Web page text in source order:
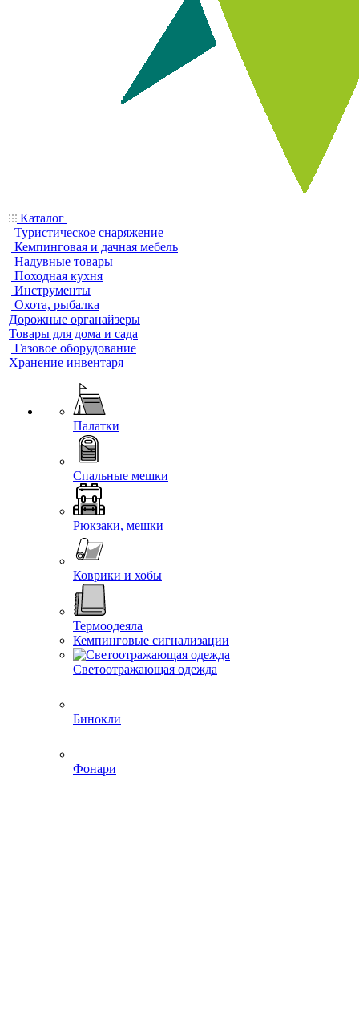
Каталог
Туристическое снаряжение
Кемпинговая и дачная мебель
Надувные товары
Походная кухня
Инструменты
Охота, рыбалка
Дорожные органайзеры
Товары для дома и сада
Газовое оборудование
Хранение инвентаря
Палатки
Спальные мешки
Рюкзаки, мешки
Коврики и хобы
Термоодеяла
Кемпинговые сигнализации
Светоотражающая одежда
Бинокли
Фонари